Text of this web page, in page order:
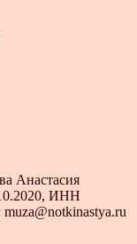
Анастасия
ИНН